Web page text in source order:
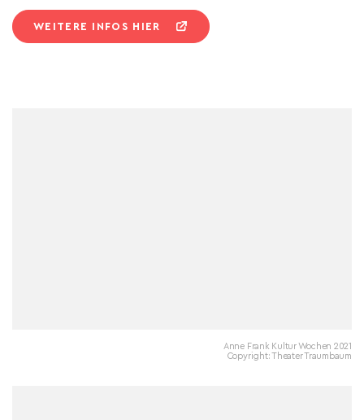
WEITERE INFOS HIER
Anne Frank Kultur Wochen 2021
Copyright: Theater Traumbaum